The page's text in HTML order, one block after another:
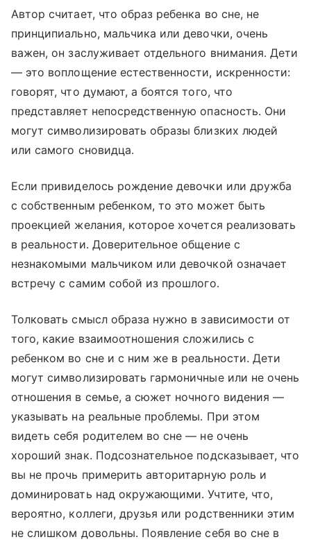
Автор считает, что образ ребенка во сне, не
принципиально, мальчика или девочки, очень
важен, он заслуживает отдельного внимания. Дети
— это воплощение естественности, искренности:
говорят, что думают, а боятся того, что
представляет непосредственную опасность. Они
могут символизировать образы близких людей
или самого сновидца.
Если привиделось рождение девочки или дружба
с собственным ребенком, то это может быть
проекцией желания, которое хочется реализовать
в реальности. Доверительное общение с
незнакомыми мальчиком или девочкой означает
встречу с самим собой из прошлого.
Толковать смысл образа нужно в зависимости от
того, какие взаимоотношения сложились с
ребенком во сне и с ним же в реальности. Дети
могут символизировать гармоничные или не очень
отношения в семье, а сюжет ночного видения —
указывать на реальные проблемы. При этом
видеть себя родителем во сне — не очень
хороший знак. Подсознательное подсказывает, что
вы не прочь примерить авторитарную роль и
доминировать над окружающими. Учтите, что,
вероятно, коллеги, друзья или родственники этим
не слишком довольны. Появление себя во сне в